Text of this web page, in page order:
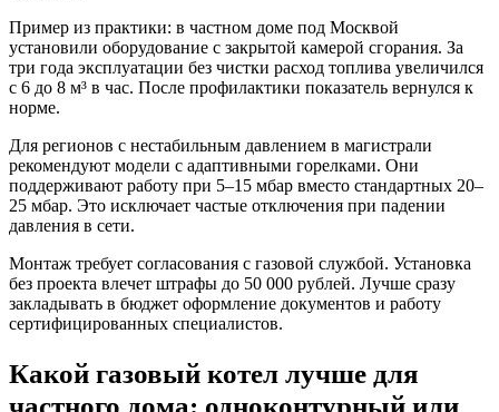
Пример из практики: в частном доме под Москвой
установили оборудование с закрытой камерой сгорания. За
три года эксплуатации без чистки расход топлива увеличился
с 6 до 8 м³ в час. После профилактики показатель вернулся к
норме.
Для регионов с нестабильным давлением в магистрали
рекомендуют модели с адаптивными горелками. Они
поддерживают работу при 5–15 мбар вместо стандартных 20–
25 мбар. Это исключает частые отключения при падении
давления в сети.
Монтаж требует согласования с газовой службой. Установка
без проекта влечет штрафы до 50 000 рублей. Лучше сразу
закладывать в бюджет оформление документов и работу
сертифицированных специалистов.
Какой газовый котел лучше для
частного дома: одноконтурный или